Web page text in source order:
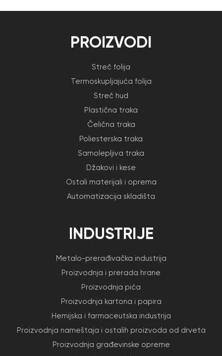
PROIZVODI
Streč folija
Termoskupljajuća folija
Streč hud
Plastična traka
Čelična traka
Poliesterska traka
Samolepljiva traka
Džakovi i kese
Ostali materijali i oprema
Automatizacija skladišta
INDUSTRIJE
Metalo-prerađivačka industrija
Proizvodnja i prerada hrane
Proizvodnja pića
Proizvodnja kartona i papira
Hemijska i farmaceutska industrija
Proizvodnja nameštaja i ostalih proizvoda od drveta
Proizvodnja građevinske opreme